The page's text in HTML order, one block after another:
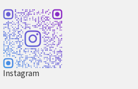
Instagram